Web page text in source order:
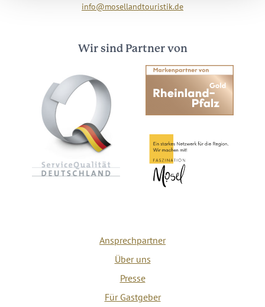
info@mosellandtouristik.de
Wir sind Partner von
Ansprechpartner
Über uns
Presse
Für Gastgeber